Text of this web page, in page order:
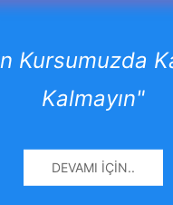
Kursumuzda
Kalmayın"
DEVAMI İÇIN..